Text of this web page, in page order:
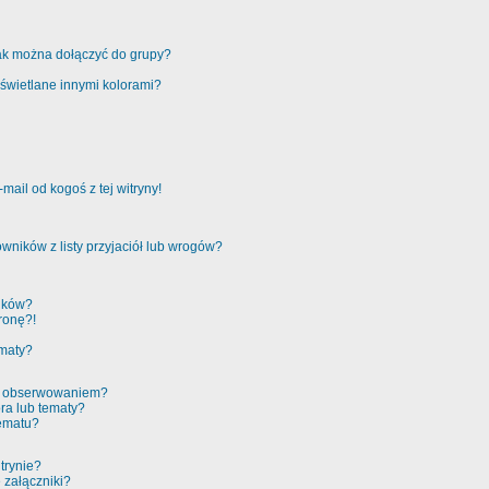
można dołączyć do grupy?
innymi kolorami?
mail od kogoś z tej witryny!
z listy przyjaciół lub wrogów?
obserwowaniem?
lub tematy?